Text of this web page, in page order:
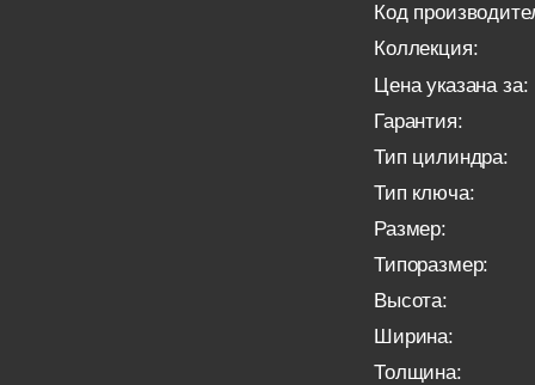
Код
Коллекция:
Цена указана за:
Гарантия:
Тип цилиндра:
Тип ключа:
Размер:
Типоразмер:
Высота:
Ширина:
Толщина: